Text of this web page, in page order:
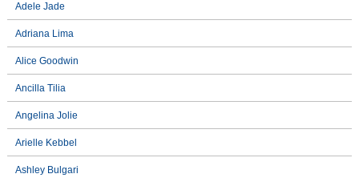
Adele Jade
Adriana Lima
Alice Goodwin
Ancilla Tilia
Angelina Jolie
Arielle Kebbel
Ashley Bulgari